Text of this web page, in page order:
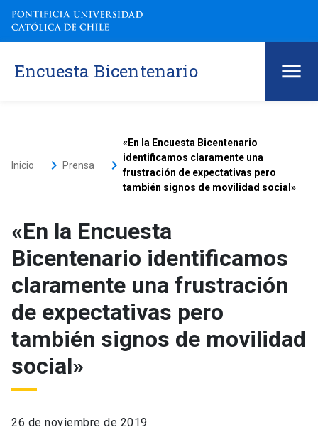
Encuesta Bicentenario
Inicio keyboard_arrow_right Prensa keyboard_arrow_right
«En la Encuesta Bicentenario
identificamos claramente una
frustración de expectativas pero
también signos de movilidad social»
«En la Encuesta
Bicentenario identificamos
claramente una frustración
de expectativas pero
también signos de movilidad
social»
26 de noviembre de 2019